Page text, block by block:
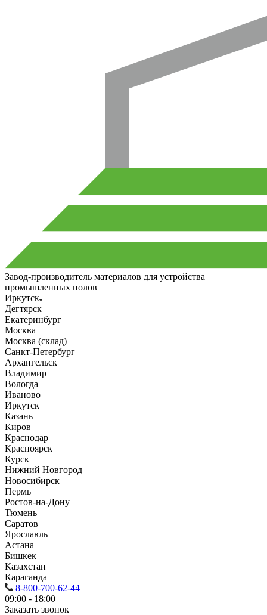
Завод-производитель материалов для устройства
промышленных полов
Иркутск
Дегтярск
Екатеринбург
Москва
Москва (склад)
Санкт-Петербург
Архангельск
Владимир
Вологда
Иваново
Иркутск
Казань
Киров
Краснодар
Красноярск
Курск
Нижний Новгород
Новосибирск
Пермь
Ростов-на-Дону
Тюмень
Саратов
Ярославль
Астана
Бишкек
Казахстан
Караганда
8-800-700-62-44
09:00 - 18:00
Заказать звонок